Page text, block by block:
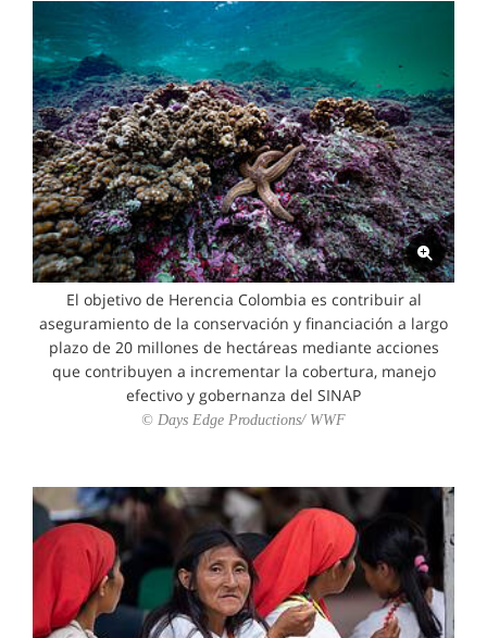
El objetivo de Herencia Colombia es contribuir al
aseguramiento de la conservación y financiación a largo
plazo de 20 millones de hectáreas mediante acciones
que contribuyen a incrementar la cobertura, manejo
efectivo y gobernanza del SINAP
© Days Edge Productions/ WWF